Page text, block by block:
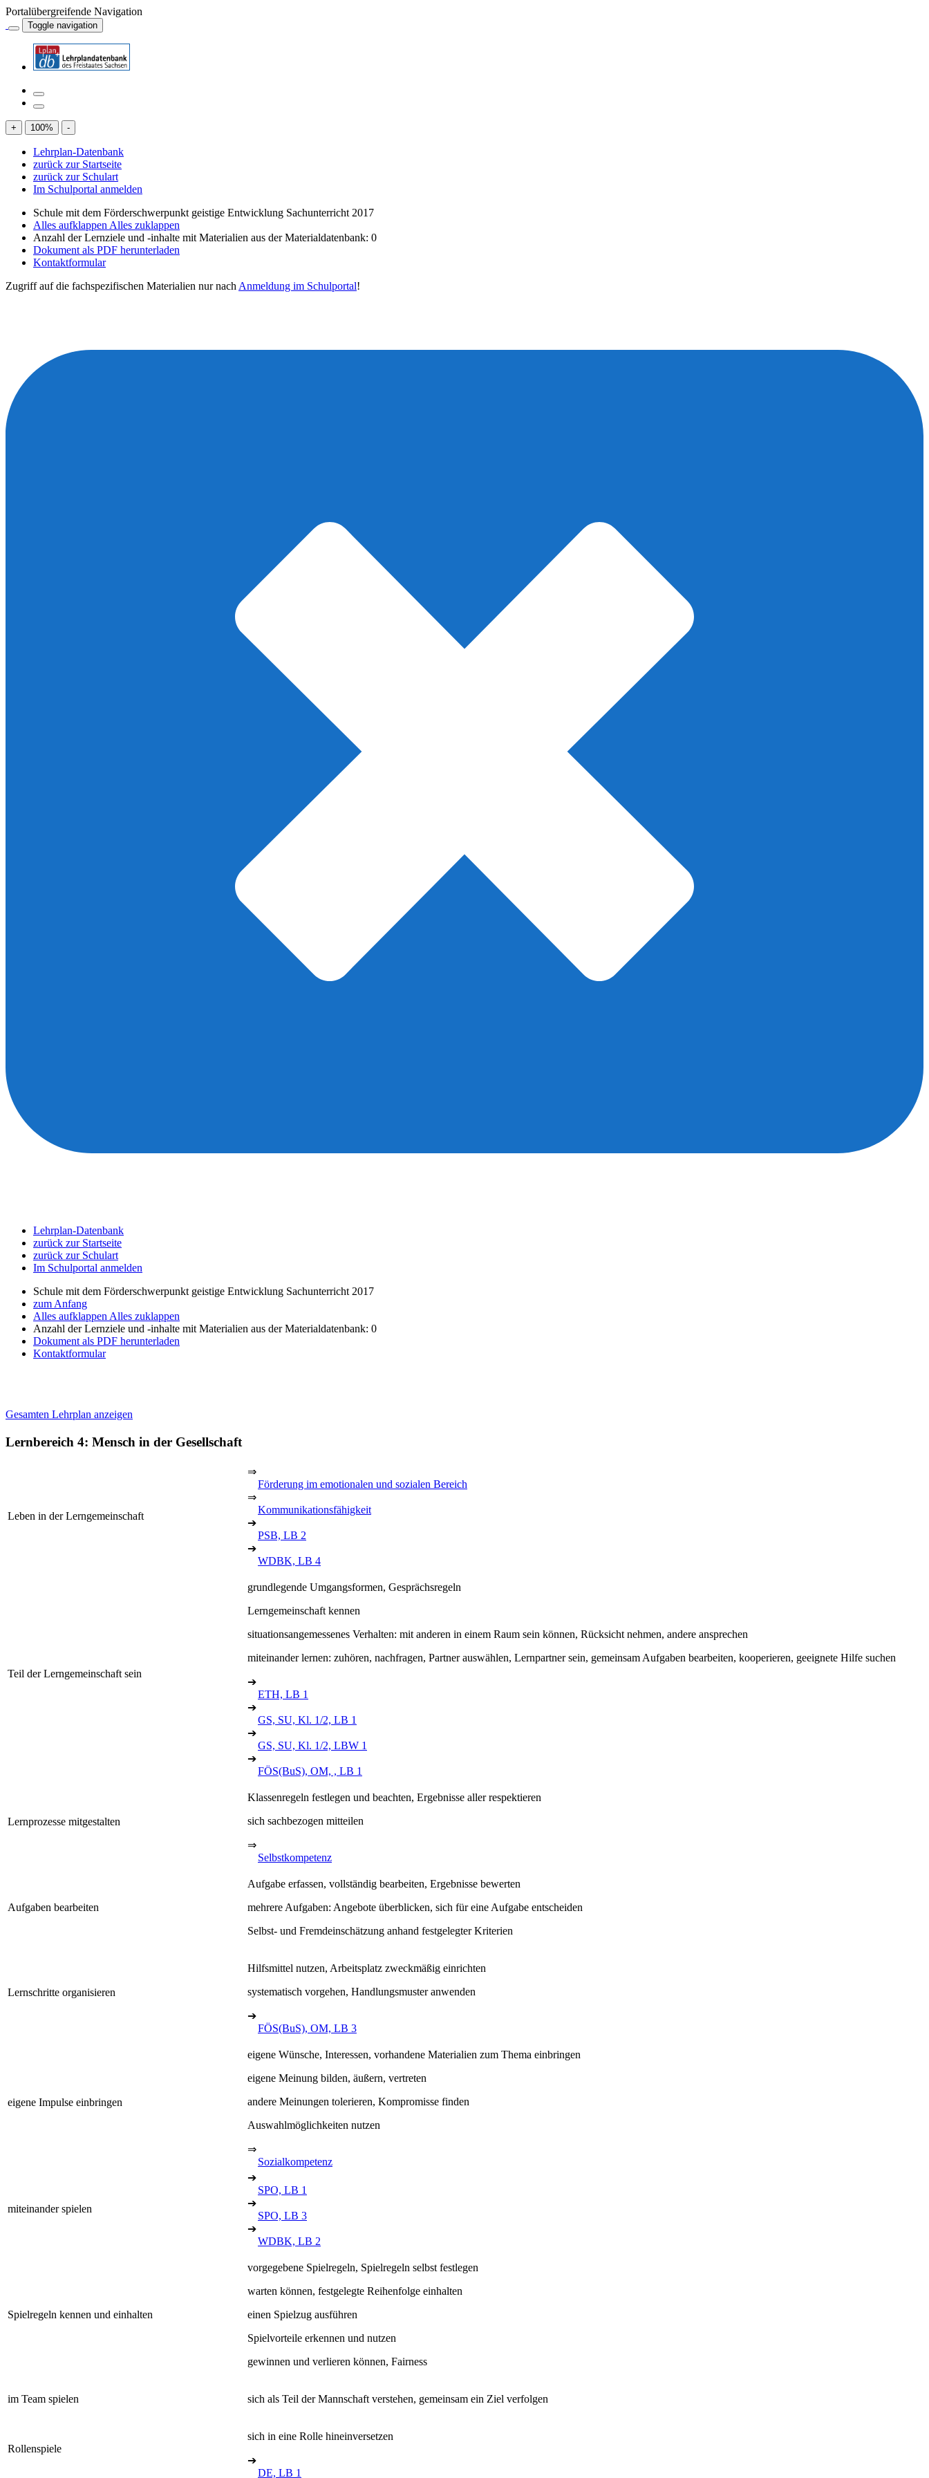
Portalübergreifende Navigation
Toggle navigation
+ 100% -
Lehrplan-Datenbank
zurück zur Startseite
zurück zur Schulart
Im Schulportal anmelden
Schule mit dem Förderschwerpunkt geistige Entwicklung Sachunterricht 2017
Alles aufklappen Alles zuklappen
Anzahl der Lernziele und -inhalte mit Materialien aus der Materialdatenbank: 0
Dokument als PDF herunterladen
Kontaktformular
Zugriff auf die fachspezifischen Materialien nur nach Anmeldung im Schulportal!
Lehrplan-Datenbank
zurück zur Startseite
zurück zur Schulart
Im Schulportal anmelden
Schule mit dem Förderschwerpunkt geistige Entwicklung Sachunterricht 2017
zum Anfang
Alles aufklappen Alles zuklappen
Anzahl der Lernziele und -inhalte mit Materialien aus der Materialdatenbank: 0
Dokument als PDF herunterladen
Kontaktformular
Gesamten Lehrplan anzeigen
Lernbereich 4: Mensch in der Gesellschaft
Leben in der Lerngemeinschaft
⇒
Förderung im emotionalen und sozialen Bereich
⇒
Kommunikationsfähigkeit
➔
PSB, LB 2
➔
WDBK, LB 4
Teil der Lerngemeinschaft sein
grundlegende Umgangsformen, Gesprächsregeln
Lerngemeinschaft kennen
situationsangemessenes Verhalten: mit anderen in einem Raum sein können, Rücksicht nehmen, andere ansprechen
miteinander lernen: zuhören, nachfragen, Partner auswählen, Lernpartner sein, gemeinsam Aufgaben bearbeiten, kooperieren, geeignete Hilfe suchen
➔
ETH, LB 1
➔
GS, SU, Kl. 1/2, LB 1
➔
GS, SU, Kl. 1/2, LBW 1
➔
FÖS(BuS), OM, , LB 1
Lernprozesse mitgestalten
Klassenregeln festlegen und beachten, Ergebnisse aller respektieren
sich sachbezogen mitteilen
⇒
Selbstkompetenz
Aufgaben bearbeiten
Aufgabe erfassen, vollständig bearbeiten, Ergebnisse bewerten
mehrere Aufgaben: Angebote überblicken, sich für eine Aufgabe entscheiden
Selbst- und Fremdeinschätzung anhand festgelegter Kriterien
Lernschritte organisieren
Hilfsmittel nutzen, Arbeitsplatz zweckmäßig einrichten
systematisch vorgehen, Handlungsmuster anwenden
➔
FÖS(BuS), OM, LB 3
eigene Impulse einbringen
eigene Wünsche, Interessen, vorhandene Materialien zum Thema einbringen
eigene Meinung bilden, äußern, vertreten
andere Meinungen tolerieren, Kompromisse finden
Auswahlmöglichkeiten nutzen
⇒
Sozialkompetenz
miteinander spielen
➔
SPO, LB 1
➔
SPO, LB 3
➔
WDBK, LB 2
Spielregeln kennen und einhalten
vorgegebene Spielregeln, Spielregeln selbst festlegen
warten können, festgelegte Reihenfolge einhalten
einen Spielzug ausführen
Spielvorteile erkennen und nutzen
gewinnen und verlieren können, Fairness
im Team spielen sich als Teil der Mannschaft verstehen, gemeinsam ein Ziel verfolgen
Rollenspiele
sich in eine Rolle hineinversetzen
➔
DE, LB 1